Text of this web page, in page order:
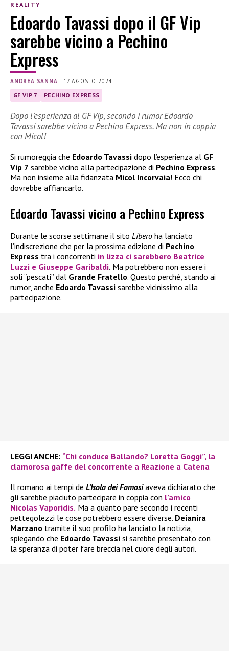
REALITY
Edoardo Tavassi dopo il GF Vip
sarebbe vicino a Pechino
Express
ANDREA SANNA | 17 AGOSTO 2024
GF VIP 7 PECHINO EXPRESS
Dopo l’esperienza al GF Vip, secondo i rumor Edoardo
Tavassi sarebbe vicino a Pechino Express. Ma non in coppia
con Micol!
Si rumoreggia che Edoardo Tavassi dopo l’esperienza al GF
Vip 7 sarebbe vicino alla partecipazione di Pechino Express.
Ma non insieme alla fidanzata Micol Incorvaia! Ecco chi
dovrebbe affiancarlo.
Edoardo Tavassi vicino a Pechino Express
Durante le scorse settimane il sito Libero ha lanciato
l’indiscrezione che per la prossima edizione di Pechino
Express tra i concorrenti in lizza ci sarebbero Beatrice
Luzzi e Giuseppe Garibaldi. Ma potrebbero non essere i
soli “pescati” dal Grande Fratello. Questo perché, stando ai
rumor, anche Edoardo Tavassi sarebbe vicinissimo alla
partecipazione.
LEGGI ANCHE: “Chi conduce Ballando? Loretta Goggi”, la
clamorosa gaffe del concorrente a Reazione a Catena
Il romano ai tempi de L’Isola dei Famosiaveva dichiarato che
gli sarebbe piaciuto partecipare in coppia con l’amico
Nicolas Vaporidis. Ma a quanto pare secondo i recenti
pettegolezzi le cose potrebbero essere diverse. Deianira
Marzano tramite il suo profilo ha lanciato la notizia,
spiegando che Edoardo Tavassi si sarebbe presentato con
la speranza di poter fare breccia nel cuore degli autori.